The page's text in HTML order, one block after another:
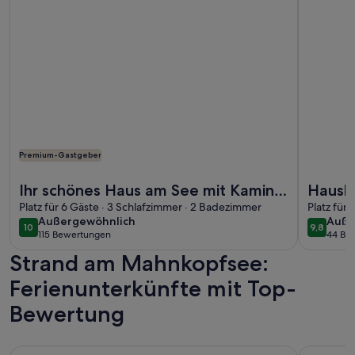
Premium-Gastgeber
Ihr schönes Haus am See mit Kamin,
Sauna und tollem Seeblick! Typ2-E-
Ladestation
Platz für 6 Gäste · 3 Schlafzimmer · 2 Badezimmer
1010 von 10
Außergewöhnlich
außergewöhnlich
115 Bewertungen
(115
bewertungen)
dem
Platz für
9,89,8 von
44
(44
Strand am Mahnkopfsee:
Ferienunterkünfte mit Top-
Bewertung